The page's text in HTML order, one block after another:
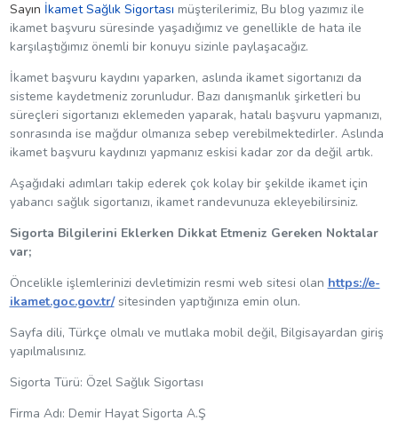
Sayın İkamet Sağlık Sigortası müşterilerimiz, Bu blog yazımız ile
ikamet başvuru süresinde yaşadığımız ve genellikle de hata ile
karşılaştığımız önemli bir konuyu sizinle paylaşacağız.
İkamet başvuru kaydını yaparken, aslında ikamet sigortanızı da
sisteme kaydetmeniz zorunludur. Bazı danışmanlık şirketleri bu
süreçleri sigortanızı eklemeden yaparak, hatalı başvuru yapmanızı,
sonrasında ise mağdur olmanıza sebep verebilmektedirler. Aslında
ikamet başvuru kaydınızı yapmanız eskisi kadar zor da değil artık.
Aşağıdaki adımları takip ederek çok kolay bir şekilde ikamet için
yabancı sağlık sigortanızı, ikamet randevunuza ekleyebilirsiniz.
Sigorta Bilgilerini Eklerken Dikkat Etmeniz Gereken Noktalar
var;
Öncelikle işlemlerinizi devletimizin resmi web sitesi olan https://e-
ikamet.goc.gov.tr/ sitesinden yaptığınıza emin olun.
Sayfa dili, Türkçe olmalı ve mutlaka mobil değil, Bilgisayardan giriş
yapılmalısınız.
Sigorta Türü: Özel Sağlık Sigortası
Firma Adı: Demir Hayat Sigorta A.Ş